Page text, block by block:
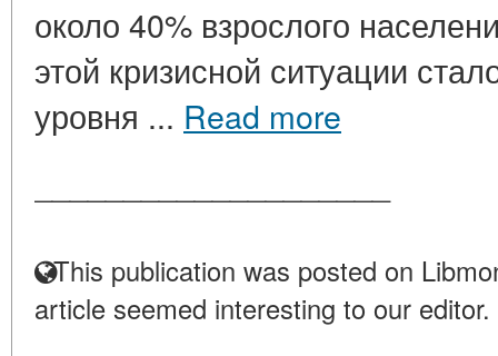
около 40% взрослого
этой кризисной ситуации
уровня ... Read more
This publication was posted on
article seemed interesting to our editor.